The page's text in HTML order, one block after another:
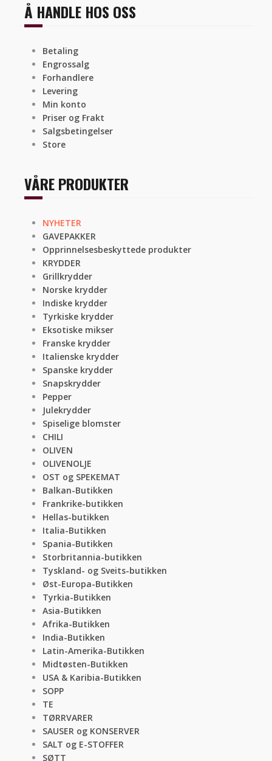
Å HANDLE HOS OSS
Betaling
Engrossalg
Forhandlere
Levering
Min konto
Priser og Frakt
Salgsbetingelser
Store
VÅRE PRODUKTER
NYHETER
GAVEPAKKER
Opprinnelsesbeskyttede produkter
KRYDDER
Grillkrydder
Norske krydder
Indiske krydder
Tyrkiske krydder
Eksotiske mikser
Franske krydder
Italienske krydder
Spanske krydder
Snapskrydder
Pepper
Julekrydder
Spiselige blomster
CHILI
OLIVEN
OLIVENOLJE
OST og SPEKEMAT
Balkan-Butikken
Frankrike-butikken
Hellas-butikken
Italia-Butikken
Spania-Butikken
Storbritannia-butikken
Tyskland- og Sveits-butikken
Øst-Europa-Butikken
Tyrkia-Butikken
Asia-Butikken
Afrika-Butikken
India-Butikken
Latin-Amerika-Butikken
Midtøsten-Butikken
USA & Karibia-Butikken
SOPP
TE
TØRRVARER
SAUSER og KONSERVER
SALT og E-STOFFER
SØTT